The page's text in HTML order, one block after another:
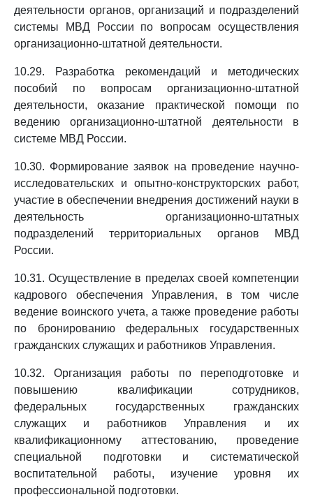
деятельности органов, организаций и подразделений
системы МВД России по вопросам осуществления
организационно-штатной деятельности.
10.29. Разработка рекомендаций и методических
пособий по вопросам организационно-штатной
деятельности, оказание практической помощи по
ведению организационно-штатной деятельности в
системе МВД России.
10.30. Формирование заявок на проведение научно-
исследовательских и опытно-конструкторских работ,
участие в обеспечении внедрения достижений науки в
деятельность организационно-штатных
подразделений территориальных органов МВД
России.
10.31. Осуществление в пределах своей компетенции
кадрового обеспечения Управления, в том числе
ведение воинского учета, а также проведение работы
по бронированию федеральных государственных
гражданских служащих и работников Управления.
10.32. Организация работы по переподготовке и
повышению квалификации сотрудников,
федеральных государственных гражданских
служащих и работников Управления и их
квалификационному аттестованию, проведение
специальной подготовки и систематической
воспитательной работы, изучение уровня их
профессиональной подготовки.